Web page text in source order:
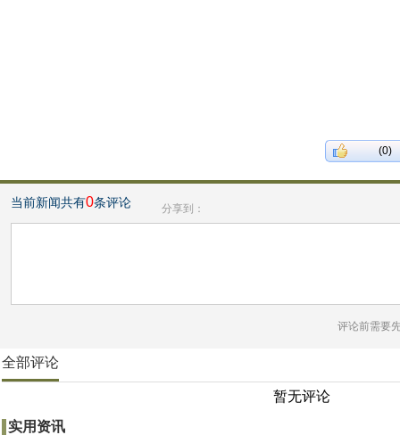
(0)
当前新闻共有0条评论 分享到：
评论前需要
全部评论
暂无评论
实用资讯